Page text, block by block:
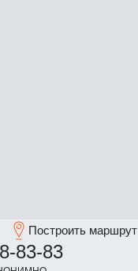
Построить маршрут